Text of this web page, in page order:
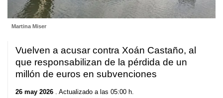
Martina Miser
Vuelven a acusar contra Xoán Castaño, al
que responsabilizan de la pérdida de un
millón de euros en subvenciones
26 may 2026 . Actualizado a las 05:00 h.